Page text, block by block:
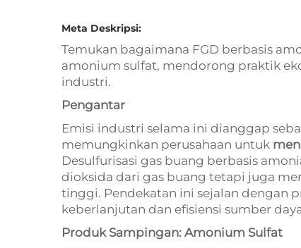
Meta Deskripsi:
Temukan bagaimana FGD berbasis
amonium sulfat, mendorong praktik
industri.
Pengantar
Emisi industri selama ini dianggap
memungkinkan perusahaan untuk
Desulfurisasi gas buang berbasis
dioksida dari gas buang tetapi juga
tinggi. Pendekatan ini sejalan dengan
keberlanjutan dan efisiensi sumber
Produk Sampingan: Amonium Sulfat